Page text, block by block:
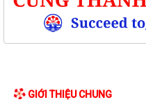
GIỚI THIỆU CHUNG